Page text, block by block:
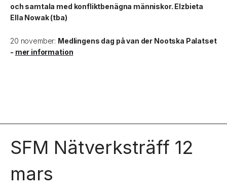
och samtala med konfliktbenägna människor. Elzbieta
Ella Nowak (tba)
20 november: Medlingens dag på van der Nootska Palatset
- mer information
SFM Nätverksträff 12
mars